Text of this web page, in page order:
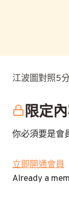
江波圖對照5
限定
你必須要是會
立即開通會員
Already a